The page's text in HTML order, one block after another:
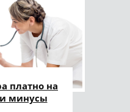
платно на
минусы